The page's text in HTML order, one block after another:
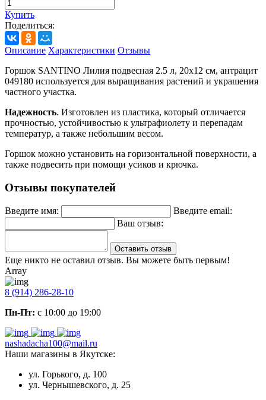
Купить
Поделиться:
Описание Характеристики Отзывы
Горшок SANTINO Лилия подвесная 2.5 л, 20х12 см, антрацит
049180 используется для выращивания растений и украшения
частного участка.
Надежность. Изготовлен из пластика, который отличается
прочностью, устойчивостью к ультрафиолету и перепадам
температур, а также небольшим весом.
Горшок можно установить на горизонтальной поверхности, а
также подвесить при помощи усиков и крючка.
Отзывы покупателей
Введите имя:
Введите email:
Ваш отзыв:
Оставить отзыв
Еще никто не оставил отзыв. Вы можете быть первым!
Array
8 (914) 286-28-10
Пн-Пт: с 10:00 до 19:00
nashadacha100@mail.ru
Наши магазины в Якутске:
ул. Горького, д. 100
ул. Чернышевского, д. 25